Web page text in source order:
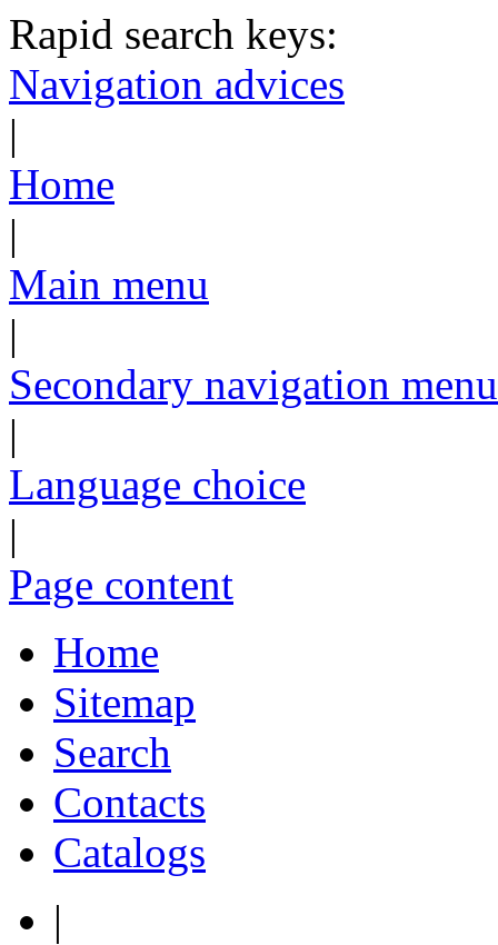
Rapid search keys:
Navigation advices
|
Home
|
Main menu
|
Secondary navigation menu
|
Language choice
|
Page content
Home
Sitemap
Search
Contacts
Catalogs
|